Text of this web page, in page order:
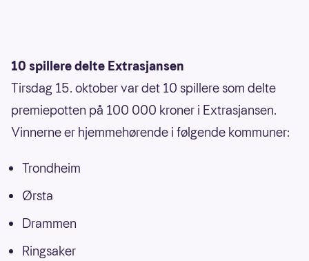
10 spillere delte Extrasjansen
Tirsdag 15. oktober var det 10 spillere som delte
premiepotten på 100 000 kroner i Extrasjansen.
Vinnerne er hjemmehørende i følgende kommuner:
Trondheim
Ørsta
Drammen
Ringsaker